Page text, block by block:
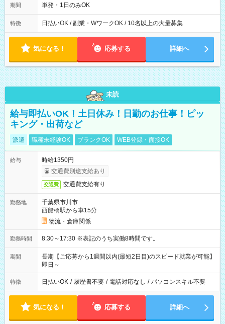
期間 単発・1日のみOK
特徴 日払いOK / 副業・WワークOK / 10名以上の大量募集
気になる！ 応募する 詳細へ
未読
給与即払いOK！土日休み！日勤のお仕事！ピッ
キング・出荷など
派遣 職種未経験OK ブランクOK WEB登録・面接OK
給与
時給1350円
交通費別途支給あり
交通費 交通費支給有り
勤務地
千葉県市川市
西船橋駅から車15分
物流・倉庫関係
勤務時間 8:30～17:30 ※表記のうち実働8時間です。
期間
長期【ご応募から1週間以内(最短2日目)のスピード就業が可能】
即日～
特徴 日払いOK / 履歴書不要 / 電話対応なし / パソコンスキル不要
気になる！ 応募する 詳細へ